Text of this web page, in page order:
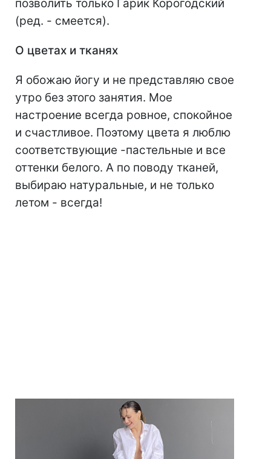
позволить только Гарик Корогодский
(ред. - смеется).
О цветах и тканях
Я обожаю йогу и не представляю свое
утро без этого занятия. Мое
настроение всегда ровное, спокойное
и счастливое. Поэтому цвета я люблю
соответствующие -пастельные и все
оттенки белого. А по поводу тканей,
выбираю натуральные, и не только
летом - всегда!